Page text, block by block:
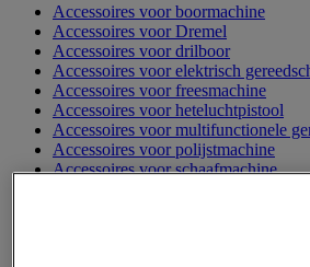
Accessoires voor boormachine
Accessoires voor Dremel
Accessoires voor drilboor
Accessoires voor elektrisch
Accessoires voor freesmachine
Accessoires voor heteluchtpistool
Accessoires voor multifunctionele
Accessoires voor polijstmachine
Accessoires voor schaafmachine